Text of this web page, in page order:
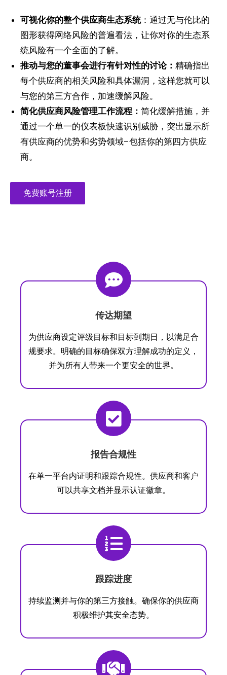
可视化你的整个供应商生态系统：通过无与伦比的
图形获得网络风险的普遍看法，让你对你的生态系
统风险有一个全面的了解。
推动与您的董事会进行有针对性的讨论： 精确指出
每个供应商的相关风险和具体漏洞，这样您就可以
与您的第三方合作，加速缓解风险。
简化供应商风险管理工作流程： 简化缓解措施，并
通过一个单一的仪表板快速识别威胁，突出显示所
有供应商的优势和劣势领域–包括你的第四方供应
商。
免费账号注册
传达期望
为供应商设定评级目标和目标到期日，以满足合
规要求。 明确的目标确保双方理解成功的定义，
并为所有人带来一个更安全的世界。
报告合规性
在单一平台内证明和跟踪合规性。 供应商和客户
可以共享文档并显示认证徽章。
跟踪进度
持续监测并与你的第三方接触。确保你的供应商
积极维护其安全态势。